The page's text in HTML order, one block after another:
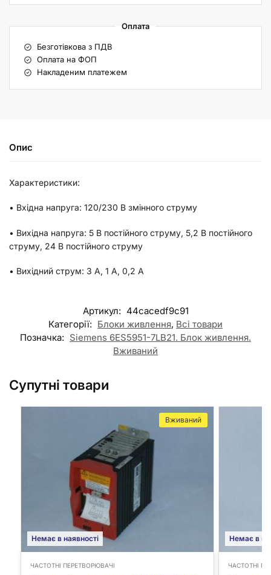
Оплата
Безготівкова з ПДВ
Оплата на ФОП
Накладеним платежем
Опис
Характеристики:
• Вхідна напруга: 120/230 В змінного струму
• Вихідна напруга: 5 В постійного струму, 5,2 В постійного
струму, 24 В постійного струму
• Вихідний струм: 3 А, 1 А, 0,2 А
Артикул: 44cacedf9c91
Категорії: Блоки живлення, Всі товари
Позначка: Siemens 6ES5951-7LB21. Блок живлення.
Вживаний
Супутні товари
Немає в наявності
Вживаний
ЧАСТОТНІ ПЕРЕТВОРЮВАЧІ
Немає в
ЧАСТОТНІ